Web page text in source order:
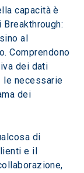
al
Comprendono
dei dati
le necessarie
dei
di
e il